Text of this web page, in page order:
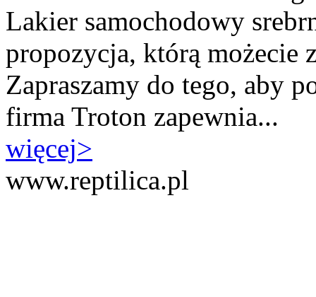
Lakier samochodowy
propozycja, którą możecie
Zapraszamy do tego, aby
firma Troton zapewnia...
więcej>
www.reptilica.pl